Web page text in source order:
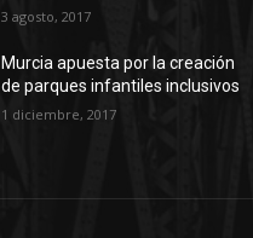
3 agosto, 2017
Murcia apuesta por la creación
de parques infantiles inclusivos
1 diciembre, 2017